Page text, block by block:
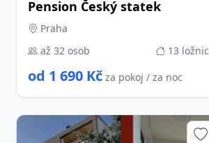
Pension Český statek
Praha
až 32 osob
13 ložnic
od 1 690 Kč za pokoj / za noc